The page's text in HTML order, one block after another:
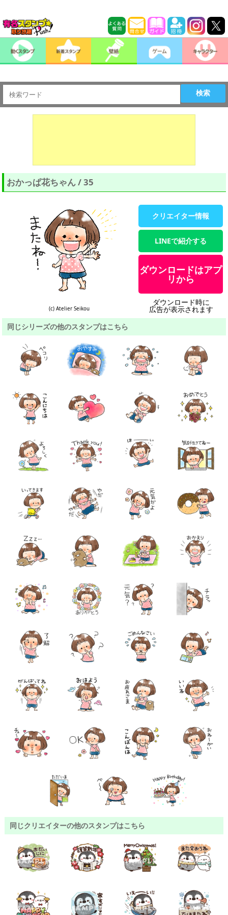
検索
おかっぱ花ちゃん / 35
(c) Atelier Seikou
クリエイター情報
LINEで紹介する
ダウンロードはアプ
リから
ダウンロード時に
広告が表示されます
同じシリーズの他のスタンプはこちら
同じクリエイターの他のスタンプはこちら